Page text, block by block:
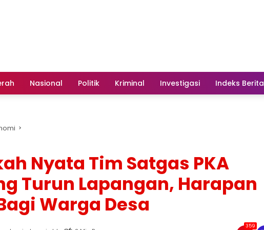
Nasional Politik Kriminal Investigasi Indeks Berita
Nyata Tim Satgas PKA
Turun Lapangan, Harapan
Warga Desa
359